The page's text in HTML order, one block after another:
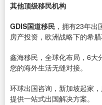
其他顶级移民机构
GDIS国道移民 ，拥有23年出
房产投资，欧洲战略下的希
鑫海移民，全球化布局，6大
您的海外生活无缝对接。
环球出国咨询，新加坡起家
提供一站式出国解决方案。